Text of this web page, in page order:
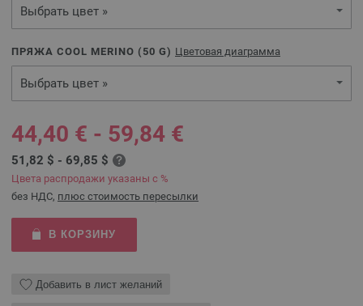
Выбрать цвет »
ПРЯЖА COOL MERINO ( 50 G) Цветовая диаграмма
Выбрать цвет »
44,40 € - 59,84 €
51,82 $ - 69,85 $
Цвета распродажи указаны с %
без НДС, плюс стоимость пересылки
В КОРЗИНУ
Добавить в лист желаний